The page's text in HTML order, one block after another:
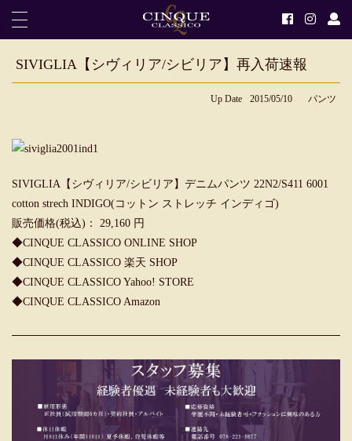
SIVIGLIA【シヴィリア/シビリア】再入荷速報
Up Date 2015/05/10 パンツ
SIVIGLIA【シヴィリア/シビリア】デニムパンツ 22N2/S411 6001
cotton strech INDIGO(コットン ストレッチ インディゴ)
販売価格(税込)： 29,160 円
◆CINQUE CLASSICO ONLINE SHOP
◆CINQUE CLASSICO 楽天 SHOP
◆CINQUE CLASSICO Yahoo! STORE
◆CINQUE CLASSICO Amazon